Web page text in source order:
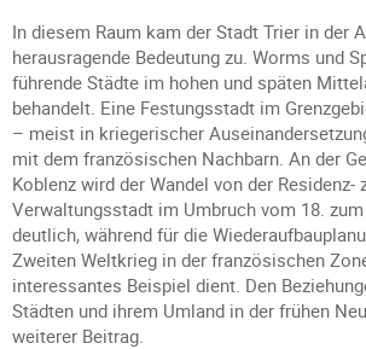
In diesem Raum kam der Stadt Trier in der
herausragende Bedeutung zu. Worms und
führende Städte im hohen und späten
behandelt. Eine Festungsstadt im
– meist in kriegerischer
mit dem französischen Nachbarn. An der
Koblenz wird der Wandel von der Residenz-
Verwaltungsstadt im Umbruch vom 18.
deutlich, während für die
Zweiten Weltkrieg in der französischen
interessantes Beispiel dient. Den
Städten und ihrem Umland in der frühen
weiterer Beitrag.